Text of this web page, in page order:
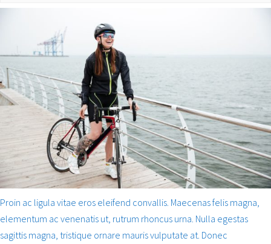
Proin ac ligula vitae eros eleifend convallis. Maecenas felis magna,
elementum ac venenatis ut, rutrum rhoncus urna. Nulla egestas
sagittis magna, tristique ornare mauris vulputate at. Donec